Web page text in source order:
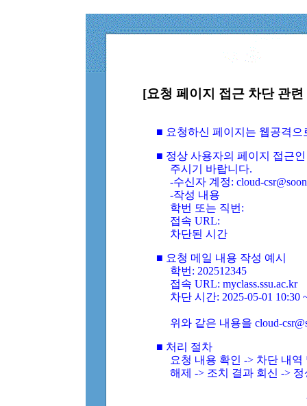
[요청 페이지 접근 차단 관
■ 요청하신 페이지는 웹공격
■ 정상 사용자의 페이지 접근
주시기 바랍니다.
-수신자 계정: cloud-
-작성 내용
학번 또는 직번:
접속 URL:
차단된 시간
■ 요청 메일 내용 작성 예시
학번: 202512345
접속 URL: myclass.ssu.ac.kr
차단 시간: 2025-05-01 10:30
위와 같은 내용을 cloud-
■ 처리 절차
요청 내용 확인 -> 차단 내
해제 -> 조치 결과 회신 ->